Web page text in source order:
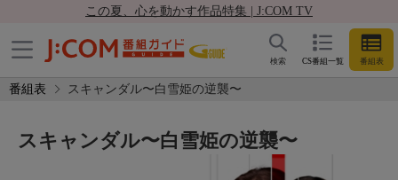
この夏、心を動かす作品特集 | J:COM TV
CS番組一覧 番組表
検索
番組表 スキャンダル〜白雪姫の逆襲〜
スキャンダル〜白雪姫の逆襲〜